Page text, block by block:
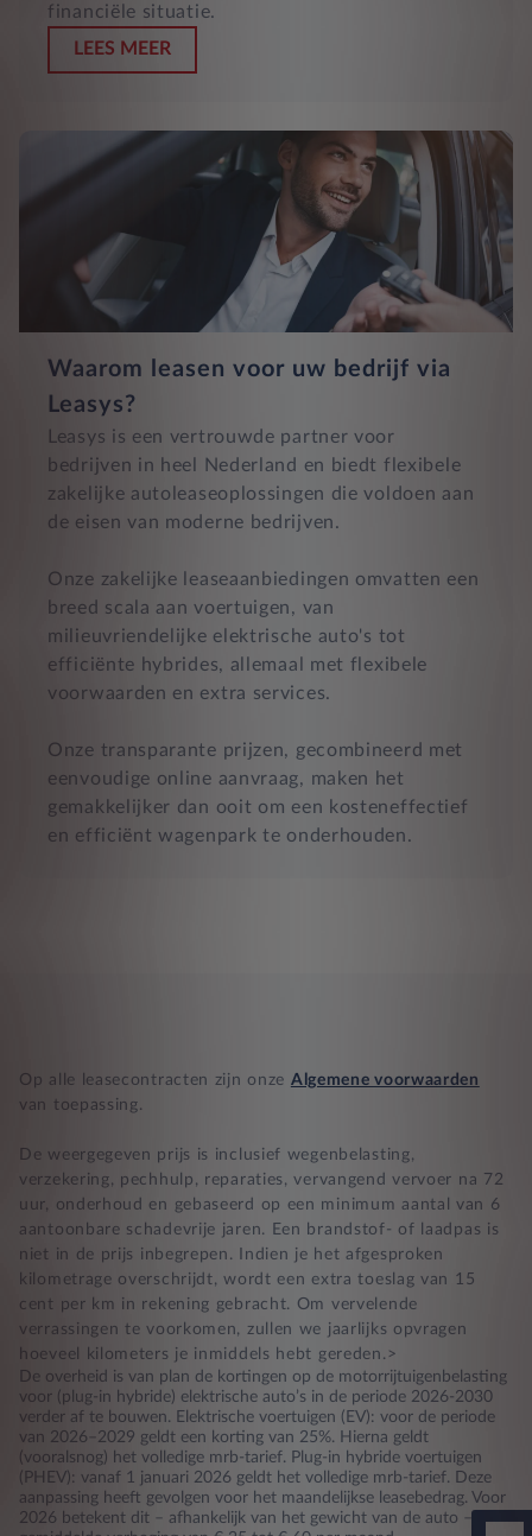
financiële situatie.
LEES MEER
Waarom leasen voor uw bedrijf via
Leasys?
Leasys is een vertrouwde partner voor
bedrijven in heel Nederland en biedt flexibele
zakelijke autoleaseoplossingen die voldoen aan
de eisen van moderne bedrijven.
Onze zakelijke leaseaanbiedingen omvatten een
breed scala aan voertuigen, van
milieuvriendelijke elektrische auto's tot
efficiënte hybrides, allemaal met flexibele
voorwaarden en extra services.
Onze transparante prijzen, gecombineerd met
eenvoudige online aanvraag, maken het
gemakkelijker dan ooit om een kosteneffectief
en efficiënt wagenpark te onderhouden.
Op alle leasecontracten zijn onze Algemene voorwaarden
van toepassing.
De weergegeven prijs is inclusief wegenbelasting,
verzekering, pechhulp, reparaties, vervangend vervoer na 72
uur, onderhoud en gebaseerd op een minimum aantal van 6
aantoonbare schadevrije jaren. Een brandstof- of laadpas is
niet in de prijs inbegrepen. Indien je het afgesproken
kilometrage overschrijdt, wordt een extra toeslag van 15
cent per km in rekening gebracht. Om vervelende
verrassingen te voorkomen, zullen we jaarlijks opvragen
hoeveel kilometers je inmiddels hebt gereden.>
De overheid is van plan de kortingen op de motorrijtuigenbelasting
voor (plug-in hybride) elektrische auto’s in de periode 2026-2030
verder af te bouwen. Elektrische voertuigen (EV): voor de periode
van 2026–2029 geldt een korting van 25%. Hierna geldt
(vooralsnog) het volledige mrb-tarief. Plug-in hybride voertuigen
(PHEV): vanaf 1 januari 2026 geldt het volledige mrb-tarief. Deze
aanpassing heeft gevolgen voor het maandelijkse leasebedrag. Voor
2026 betekent dit – afhankelijk van het gewicht van de auto – een